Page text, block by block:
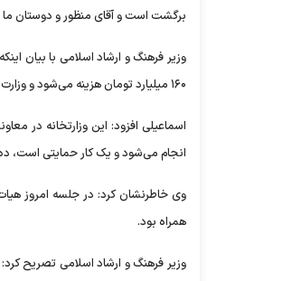
برگشت است و آقای منظور و دوستان
وزیر فرهنگ و ارشاد اسلامی با بیان
۱۶۰ میلیارد تومان هزینه می‌شود و وزارت ارشاد این مقدار یارانه را به طور مستقیم در اختیار مردم قرار می‌دهد.
انجام می‌شود و یک کار حمایتی است،
وی خاطرنشان کرد: در جلسه امروز
همراه بود.
وزیر فرهنگ و ارشاد اسلامی تصریح